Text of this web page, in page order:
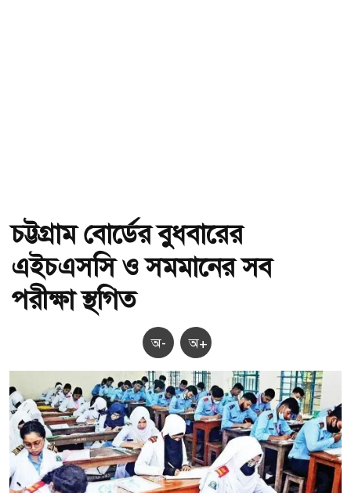
চট্টগ্রাম বোর্ডের বুধবারের
এইচএসসি ও সমমানের সব
পরীক্ষা স্থগিত
অ- অ+